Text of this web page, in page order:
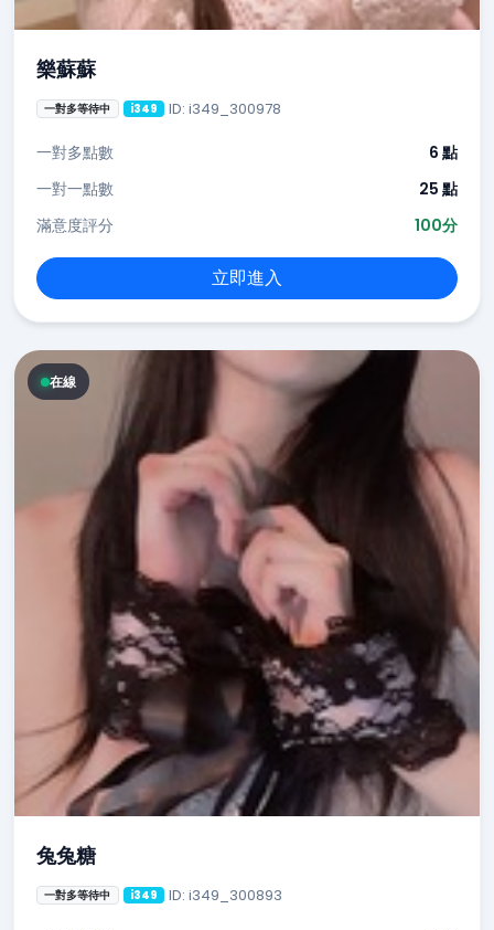
樂蘇蘇
一對多等待中 i349 ID: i349_300978
一對多點數
6 點
一對一點數
25 點
滿意度評分
100分
立即進入
在線
兔兔糖
一對多等待中 i349 ID: i349_300893